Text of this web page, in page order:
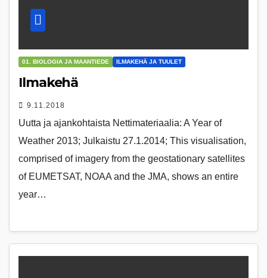
01. BIOLOGIA JA MAANTIEDE ILMAKEHÄ JA TUULET
Ilmakehä
9.11.2018
Uutta ja ajankohtaista Nettimateriaalia: A Year of
Weather 2013; Julkaistu 27.1.2014; This visualisation,
comprised of imagery from the geostationary satellites
of EUMETSAT, NOAA and the JMA, shows an entire
year…